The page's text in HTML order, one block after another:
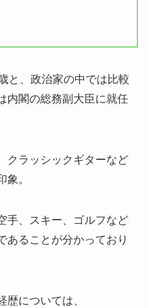
と、政治家の中では比較
内閣の総務副大臣に就任
クラッシックギターなど
。
手、スキー、ゴルフなど
あることが分かっており
歴については、